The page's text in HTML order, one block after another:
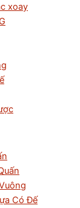
xoay
Có Đế